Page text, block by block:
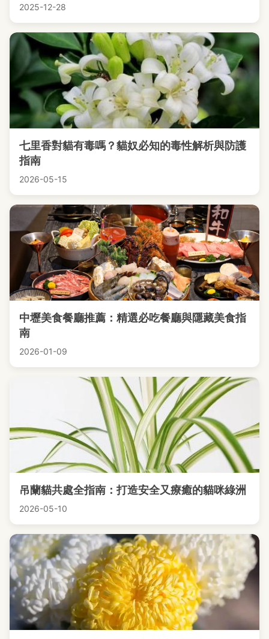
2025-12-28
七里香對貓有毒嗎？貓奴必知的毒性解析與防護
指南
2026-05-15
中壢美食餐廳推薦：精選必吃餐廳與隱藏美食指
南
2026-01-09
吊蘭貓共處全指南：打造安全又療癒的貓咪綠洲
2026-05-10